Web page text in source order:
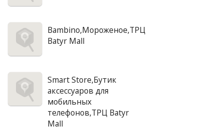
Bambino,Мороженое,ТРЦ
Batyr Mall
Smart Store,Бутик
аксессуаров для
мобильных
телефонов,ТРЦ Batyr
Mall